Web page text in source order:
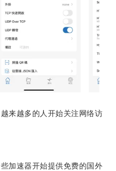
越多的人开始关注网络访
速器开始提供免费的国外